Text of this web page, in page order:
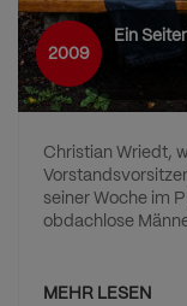
2009
Ein
Christian Wriedt,
seiner Woche im
obdachlose
MEHR LESEN